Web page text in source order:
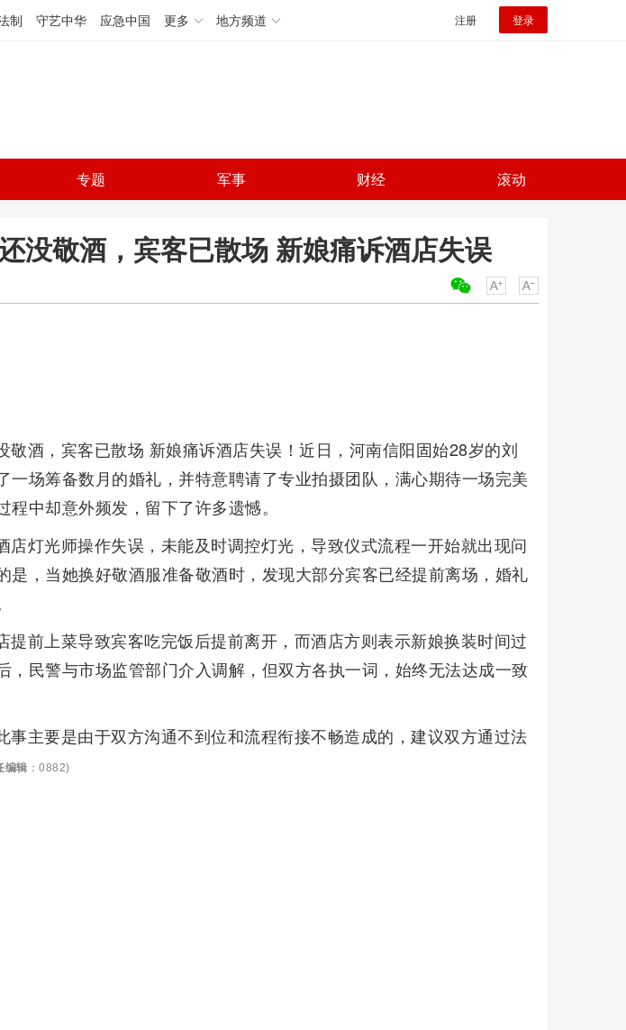
制 守艺中华 应急中国 更多 地方频道 注册 登录
专题 军事 财经 滚动
没敬酒，宾客已散场 新娘痛诉酒店失误
敬酒，宾客已散场 新娘痛诉酒店失误！近日，河南信阳固始28岁的刘
一场筹备数月的婚礼，并特意聘请了专业拍摄团队，满心期待一场完美
程中却意外频发，留下了许多遗憾。
店灯光师操作失误，未能及时调控灯光，导致仪式流程一开始就出现问
是，当她换好敬酒服准备敬酒时，发现大部分宾客已经提前离场，婚礼
提前上菜导致宾客吃完饭后提前离开，而酒店方则表示新娘换装时间过
，民警与市场监管部门介入调解，但双方各执一词，始终无法达成一致
事主要是由于双方沟通不到位和流程衔接不畅造成的，建议双方通过法
编辑 ：0882)